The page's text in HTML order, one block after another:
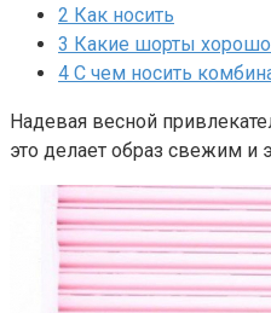
2 Как носить
3 Какие шорты
4 С чем носить
Надевая весной
это делает образ свежим и